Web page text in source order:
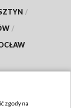
/
/
zgody na